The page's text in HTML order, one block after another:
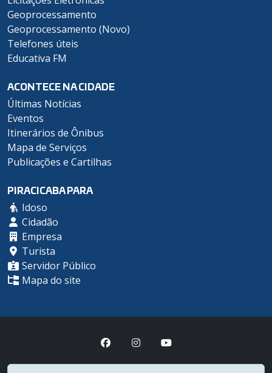
Geoprocessamento
Geoprocessamento (Novo)
Telefones úteis
Educativa FM
ACONTECE NA CIDADE
Últimas Notícias
Eventos
Itinerários de Ônibus
Mapa de Serviços
Publicações e Cartilhas
PIRACICABA PARA
Idoso
Cidadão
Empresa
Turista
Servidor Público
Mapa do site